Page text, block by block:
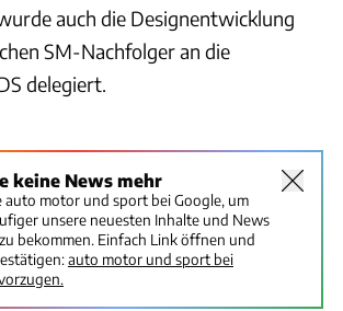
auch die Designentwicklung
SM-Nachfolger an die
delegiert.
keine News mehr
auto motor und sport bei Google, um
unsere neuesten Inhalte und News
bekommen. Einfach Link öffnen und
auto motor und sport bei